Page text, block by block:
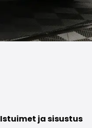
Istuimet ja sisustus